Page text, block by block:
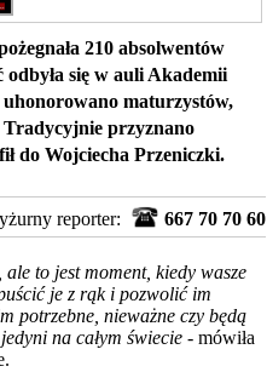
210 absolwentów
się w auli Akademii
maturzystów,
Tradycyjnie przyznano
do Wojciecha Przeniczki.
reporter: 667 70 70 60
to jest moment, kiedy wasze
je z rąk i pozwolić im
potrzebne, nieważne czy będą
na całym świecie - mówiła